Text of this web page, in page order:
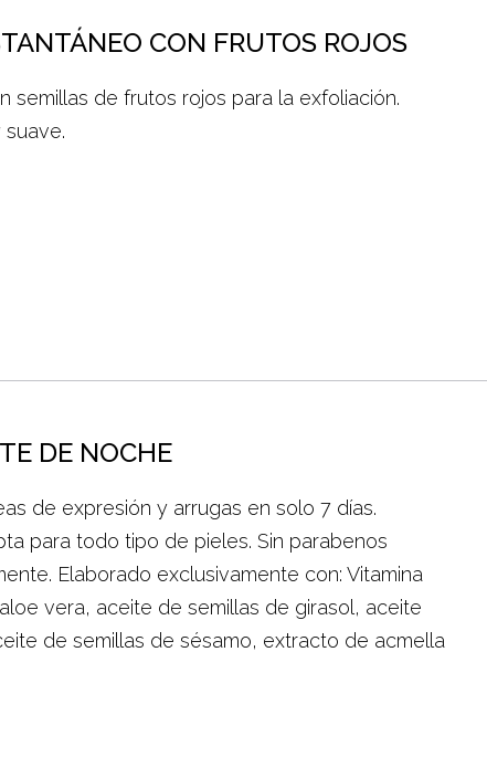
CON FRUTOS ROJOS
semillas de frutos rojos para la exfoliación.
DE NOCHE
de expresión y arrugas en solo 7 días.
para todo tipo de pieles. Sin parabenos
Elaborado exclusivamente con: Vitamina
vera, aceite de semillas de girasol, aceite
de semillas de sésamo, extracto de acmella